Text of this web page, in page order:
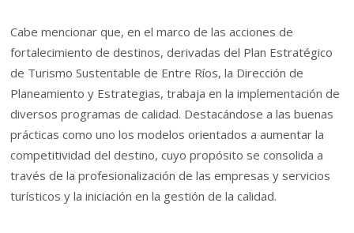
Cabe mencionar que, en el marco de las acciones de
fortalecimiento de destinos, derivadas del Plan Estratégico
de Turismo Sustentable de Entre Ríos, la Dirección de
Planeamiento y Estrategias, trabaja en la implementación de
diversos programas de calidad. Destacándose a las buenas
prácticas como uno los modelos orientados a aumentar la
competitividad del destino, cuyo propósito se consolida a
través de la profesionalización de las empresas y servicios
turísticos y la iniciación en la gestión de la calidad.